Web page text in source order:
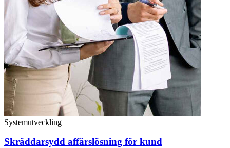
Systemutveckling
Skräddarsydd affärslösning för kund